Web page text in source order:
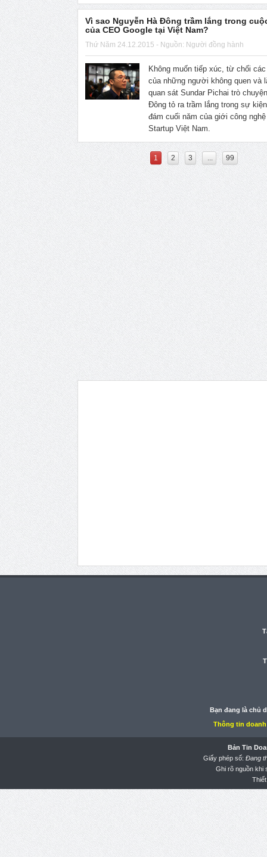
Vì sao Nguyễn Hà Đông trầm lắng trong
của CEO Google tại Việt Nam?
Thứ Năm 24.12.2015 - Nguồn: Người đồng hành
Không muốn tiếp xúc, từ chối
của những người không quen và
quan sát Sundar Pichai trò
Đông tỏ ra trầm lắng trong sự
đám cuối năm của giới công
Startup Việt Nam.
1 2 3 ... 99
Bạn đang là chủ
Thông tin
Bản Tin
Giấy phép số: Đang
Ghi rõ nguồn khi